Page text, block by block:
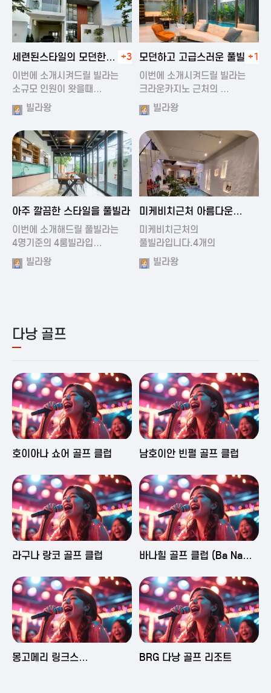
2024-11-19 01:22
세련된스타일의 모던한
풀빌라
+3
이번에 소개시켜드릴 빌라는
소규모 인원이 왓을때…
빌라왕
2024-11-20 00:20
모던하고 고급스러운 풀빌라+1
이번에 소개시켜드릴 빌라는
크라운카지노 근처의 …
빌라왕
2024-11-19 01:01
아주 깔끔한 스타일을 풀빌라
이번에 소개해드릴 풀빌라는
4명기준의 4룸빌라입…
빌라왕
2024-11-16 15:32
미케비치근처 아름다운
풀빌라
미케비치근처의
풀빌라입니다.4개의
아름다운방과…
빌라왕
다낭 골프
2025-06-03 16:43
호이아나 쇼어 골프 클럽 2025-06-03 15:09
남호이안 빈펄 골프 클럽
2025-06-03 15:05
라구나 랑코 골프 클럽 2025-06-03 14:58
바나힐 골프 클럽 (Ba Na
2025-06-03 14:50
몽고메리 링크스
2025-06-02 23:29
BRG 다낭 골프 리조트